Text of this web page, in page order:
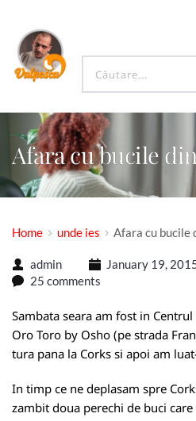
Afara cu bucile
Home unde ies Afara cu bucile
admin January 19,
25 comments
Sambata seara am fost in
Oro Toro by Osho (pe strada
tura pana la Corks si apoi am
In timp ce ne deplasam spre
zambit doua perechi de buci